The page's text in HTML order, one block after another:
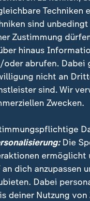
in Gelsenkirchen
Thomas Münten
kritisiert
für
ist Kuhlmann
in Höhe von fast
Techniken
sind
Zustimmung
hinaus
oder abrufen. Dabei
nicht an
sind. Wir
Zwecken.
Die
ermöglicht
an dich anzupassen
Dabei
deiner Nutzung